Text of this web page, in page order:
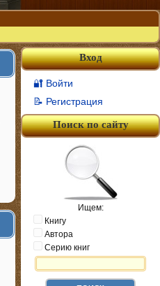
Вход
🔐 Войти
📝 Регистрация
Поиск по сайту
Ищем:
Книгу
Автора
Серию книг